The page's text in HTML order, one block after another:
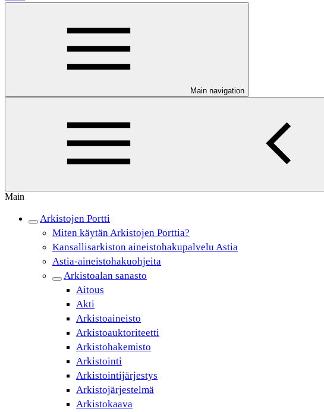
Main navigation
Main
Arkistojen Portti
Miten käytän Arkistojen Porttia?
Kansallisarkiston aineistohakupalvelu Astia
Astia-aineistohakuohjeita
Arkistoalan sanasto
Aitous
Akti
Arkistoaineisto
Arkistoauktoriteetti
Arkistohakemisto
Arkistointi
Arkistointijärjestys
Arkistojärjestelmä
Arkistokaava